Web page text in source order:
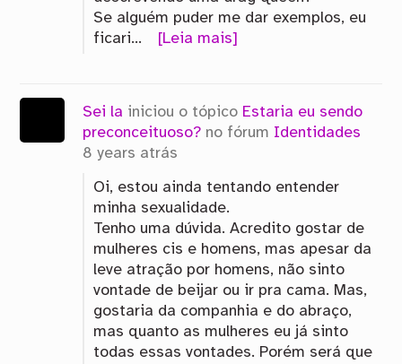
Se alguém puder me dar exemplos, eu
ficari…
[Leia mais]
Sei la iniciou o tópico Estaria eu sendo
preconceituoso? no fórum Identidades
8 years atrás
Oi, estou ainda tentando entender
minha sexualidade.
Tenho uma dúvida. Acredito gostar de
mulheres cis e homens, mas apesar da
leve atração por homens, não sinto
vontade de beijar ou ir pra cama. Mas,
gostaria da companhia e do abraço,
mas quanto as mulheres eu já sinto
todas essas vontades. Porém será que